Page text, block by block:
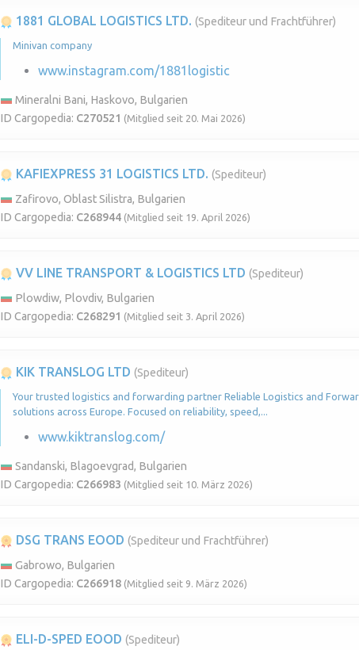
1881 GLOBAL LOGISTICS LTD. (Spediteur und Frachtführer)
Minivan company
www.instagram.com/1881logistic
Mineralni Bani, Haskovo, Bulgarien
ID Cargopedia: C270521 (Mitglied seit 20. Mai 2026)
KAFIEXPRESS 31 LOGISTICS LTD. (Spediteur)
Zafirovo, Oblast Silistra, Bulgarien
ID Cargopedia: C268944 (Mitglied seit 19. April 2026)
VV LINE TRANSPORT & LOGISTICS LTD (Spediteur)
Plowdiw, Plovdiv, Bulgarien
ID Cargopedia: C268291 (Mitglied seit 3. April 2026)
KIK TRANSLOG LTD (Spediteur)
Your trusted logistics and forwarding partner Reliable Logistics and
solutions across Europe. Focused on reliability, speed,...
www.kiktranslog.com/
Sandanski, Blagoevgrad, Bulgarien
ID Cargopedia: C266983 (Mitglied seit 10. März 2026)
DSG TRANS EOOD (Spediteur und Frachtführer)
Gabrowo, Bulgarien
ID Cargopedia: C266918 (Mitglied seit 9. März 2026)
ELI-D-SPED EOOD (Spediteur)